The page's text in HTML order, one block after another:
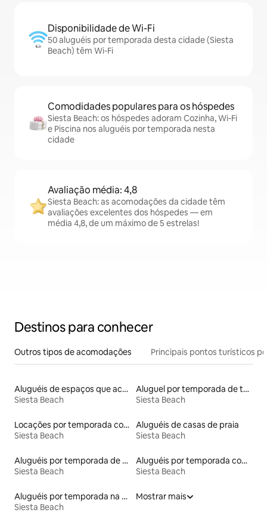
Disponibilidade de Wi-Fi
50 aluguéis por temporada desta cidade (Siesta
Beach) têm Wi-Fi
Comodidades populares para os hóspedes
Siesta Beach: os hóspedes adoram Cozinha, Wi-Fi
e Piscina nos aluguéis por temporada nesta
cidade
Avaliação média: 4,8
Siesta Beach: as acomodações da cidade têm
avaliações excelentes dos hóspedes — em
média 4,8, de um máximo de 5 estrelas!
Destinos para conhecer
Outros tipos de acomodações Principais pontos turísticos
Aluguéis de espaços que aceitam animais de estimação
Siesta Beach
Aluguel por temporada de townhouses
Siesta Beach
Locações por temporada com piscina
Siesta Beach
Aluguéis de casas de praia
Siesta Beach
Aluguéis por temporada de acomodações de luxo
Siesta Beach
Aluguéis por temporada com café da manhã
Siesta Beach
Aluguéis por temporada na orla
Siesta Beach
Mostrar mais